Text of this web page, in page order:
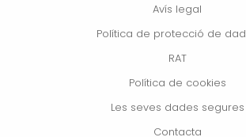
Avís legal
Política de protecció de
RAT
Política de cookies
Les seves dades segures
Contacta